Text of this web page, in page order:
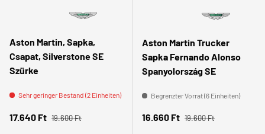
Aston Martin, Sapka,
Csapat, Silverstone SE
Szürke
Sehr geringer Bestand (2 Einheiten)
Verkaufspreis
17.640 Ft Normaler Preis
19.600 Ft
Aston Martin Trucker
Sapka Fernando Alonso
Spanyolország SE
Begrenzter Vorrat (6 Einheiten)
Verkaufspreis
16.660 Ft Normaler Preis
19.600 Ft